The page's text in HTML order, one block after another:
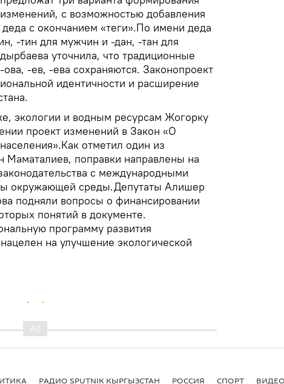
с возможностью добавления
с окончанием «теги».По имени деда
-тин для мужчин и -дан, -тан для
уточнила, что традиционные
-ев, -ева сохраняются. Законопроект
идентичности и расширение
экологии и водным ресурсам Жогорку
проект изменений в Закон «О
отметил один из
Маматалиев, поправки направлены на
с международными
окружающей среды.Депутаты Алишер
подняли вопросы о финансировании
понятий в документе.
программу развития
на улучшение экологической
РАДИО SPUTNIK КЫРГЫЗСТАН РОССИЯ СПОРТ ВИДЕО